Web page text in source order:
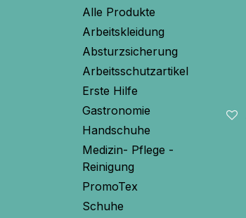
Alle Produkte
Arbeitskleidung
Absturzsicherung
Arbeitsschutzartikel
Erste Hilfe
Gastronomie
Handschuhe
Medizin- Pflege -
Reinigung
PromoTex
Schuhe